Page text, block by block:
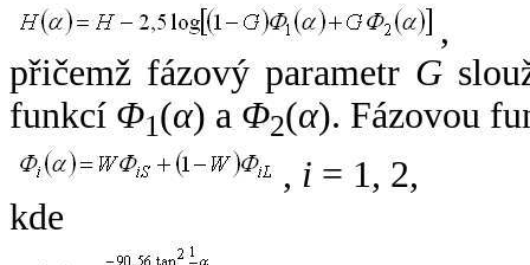
,
přičemž fázový parametr G
funkcí Φ1(α) a Φ2(α). Fázovou
, i = 1, 2,
kde